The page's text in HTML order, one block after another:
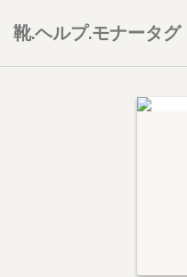
靴.ヘルプ.モナータグ